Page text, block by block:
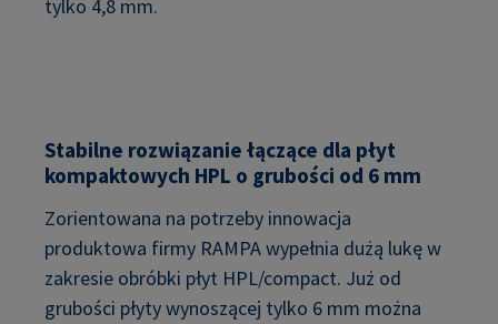
tylko 4,8 mm.
Stabilne rozwiązanie łączące dla płyt
kompaktowych HPL o grubości od 6 mm
Zorientowana na potrzeby innowacja
produktowa firmy RAMPA wypełnia dużą lukę w
zakresie obróbki płyt HPL/compact. Już od
grubości płyty wynoszącej tylko 6 mm można